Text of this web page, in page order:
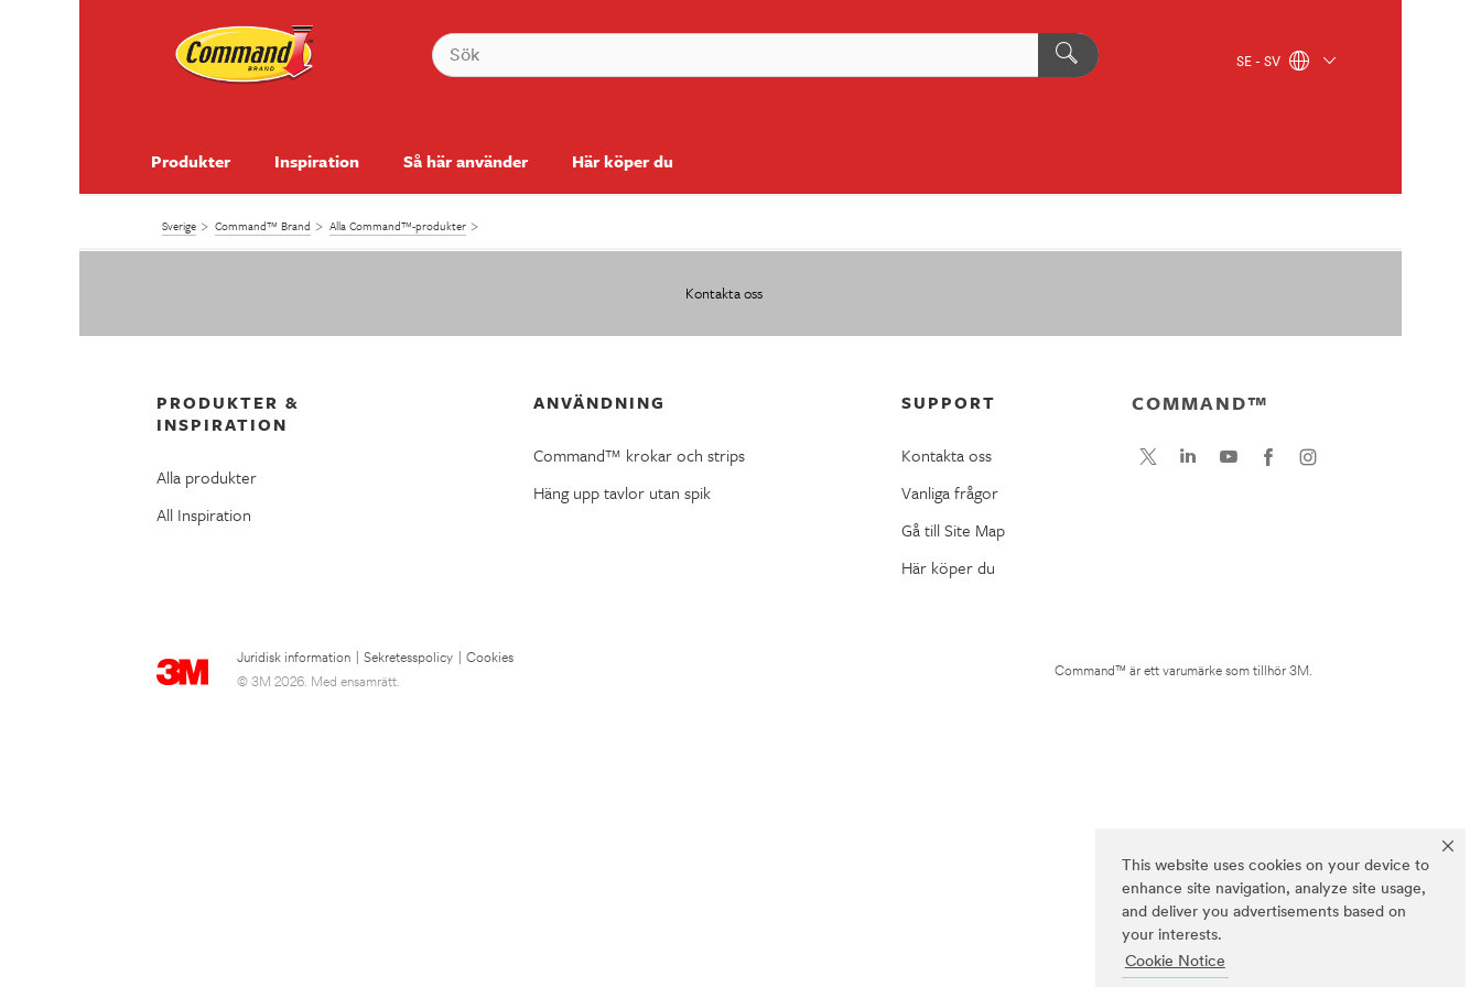
This website uses cookies on your device to
enhance site navigation, analyze site usage,
and deliver you advertisements based on
your interests.
Cookie Notice
SE - SV
Produkter Inspiration Så här använder Här köper du
Sverige Command™ Brand Alla Command™-produkter
Kontakta oss
PRODUKTER &
INSPIRATION
Alla produkter
All Inspiration
ANVÄNDNING
Command™ krokar och strips
Häng upp tavlor utan spik
SUPPORT
Kontakta oss
Vanliga frågor
Gå till Site Map
Här köper du
Juridisk information Sekretesspolicy
Cookies
© 3M 2026. Med ensamrätt.
COMMAND™
Command™ är ett varumärke som tillhör 3M.